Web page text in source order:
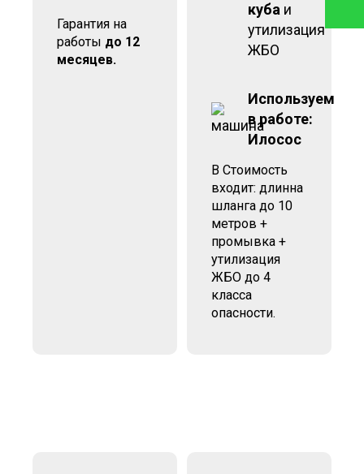
Гарантия на
работы до 12
месяцев.
куба и
утилизация
ЖБО
Используем
в работе:
Илосос
В Стоимость
входит: длинна
шланга до 10
метров +
промывка +
утилизация
ЖБО до 4
класса
опасности.